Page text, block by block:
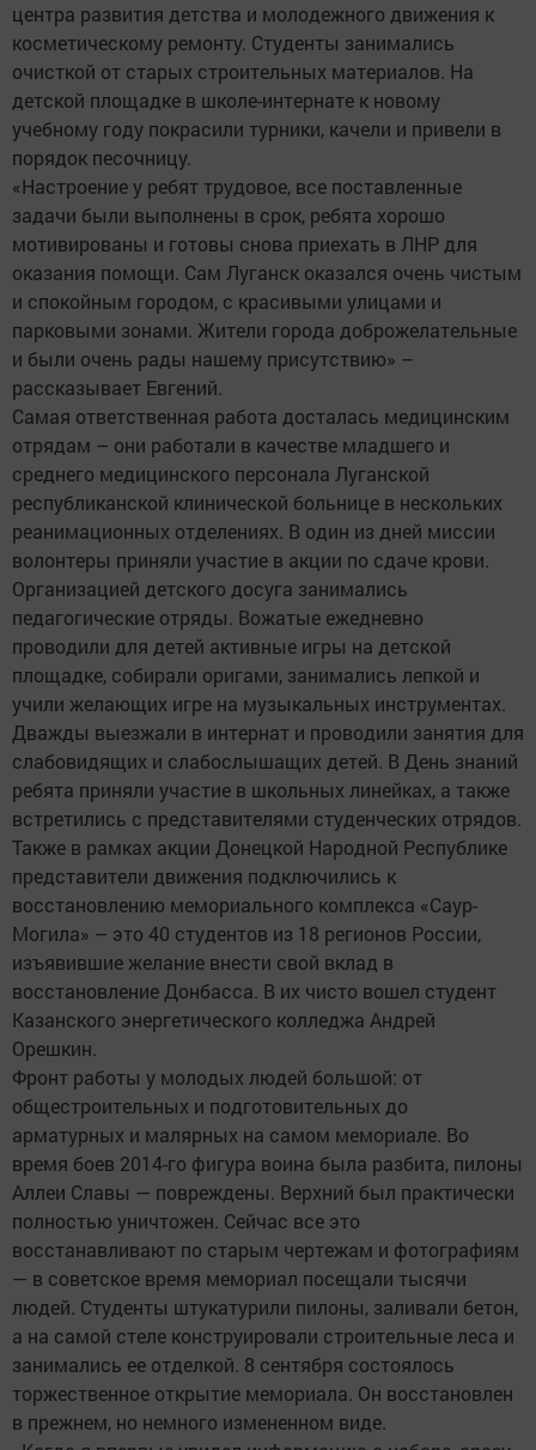
центра развития детства и молодежного движения к
косметическому ремонту. Студенты занимались
очисткой от старых строительных материалов. На
детской площадке в школе-интернате к новому
учебному году покрасили турники, качели и привели в
порядок песочницу.
«Настроение у ребят трудовое, все поставленные
задачи были выполнены в срок, ребята хорошо
мотивированы и готовы снова приехать в ЛНР для
оказания помощи. Сам Луганск оказался очень чистым
и спокойным городом, с красивыми улицами и
парковыми зонами. Жители города доброжелательные
и были очень рады нашему присутствию» –
рассказывает Евгений.
Самая ответственная работа досталась медицинским
отрядам – они работали в качестве младшего и
среднего медицинского персонала Луганской
республиканской клинической больнице в нескольких
реанимационных отделениях. В один из дней миссии
волонтеры приняли участие в акции по сдаче крови.
Организацией детского досуга занимались
педагогические отряды. Вожатые ежедневно
проводили для детей активные игры на детской
площадке, собирали оригами, занимались лепкой и
учили желающих игре на музыкальных инструментах.
Дважды выезжали в интернат и проводили занятия для
слабовидящих и слабослышащих детей. В День знаний
ребята приняли участие в школьных линейках, а также
встретились с представителями студенческих отрядов.
Также в рамках акции Донецкой Народной Республике
представители движения подключились к
восстановлению мемориального комплекса «Саур-
Могила» – это 40 студентов из 18 регионов России,
изъявившие желание внести свой вклад в
восстановление Донбасса. В их чисто вошел студент
Казанского энергетического колледжа Андрей
Орешкин.
Фронт работы у молодых людей большой: от
общестроительных и подготовительных до
арматурных и малярных на самом мемориале. Во
время боев 2014-го фигура воина была разбита, пилоны
Аллеи Славы — повреждены. Верхний был практически
полностью уничтожен. Сейчас все это
восстанавливают по старым чертежам и фотографиям
— в советское время мемориал посещали тысячи
людей. Студенты штукатурили пилоны, заливали бетон,
а на самой стеле конструировали строительные леса и
занимались ее отделкой. 8 сентября состоялось
торжественное открытие мемориала. Он восстановлен
в прежнем, но немного измененном виде.